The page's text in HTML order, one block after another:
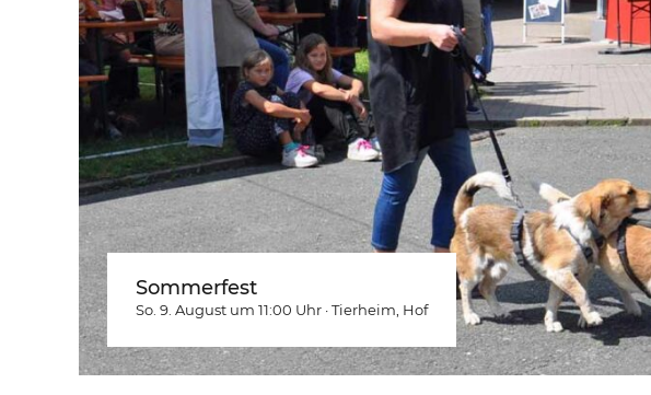
Sommerfest
So. 9. August um 11:00 Uhr ·Tierheim , Hof